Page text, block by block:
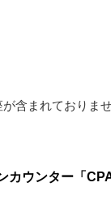
含まれておりま
カウンター「